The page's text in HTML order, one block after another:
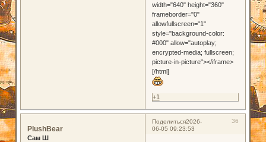
width="640" height="360"
frameborder="0"
allowfullscreen="1"
style="background-color:
#000" allow="autoplay;
encrypted-media; fullscreen;
picture-in-picture"></iframe>
[/html]
+1
Поделиться 36
2026-
06-05 09:23:53
PlushBear
Сам Ш